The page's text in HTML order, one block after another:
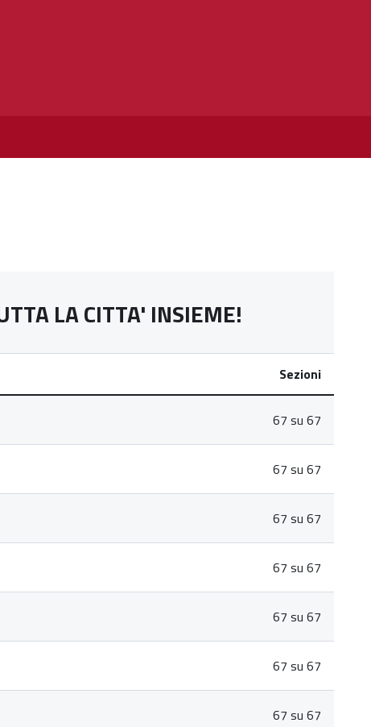
LA CITTA' INSIEME!
Sezioni
67 su 67
67 su 67
67 su 67
67 su 67
67 su 67
67 su 67
67 su 67